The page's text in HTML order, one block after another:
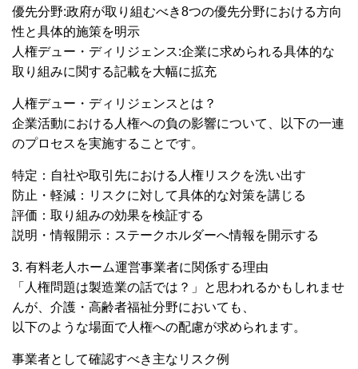
優先分野:政府が取り組むべき8つの優先分野における方向
性と具体的施策を明示
人権デュー・ディリジェンス:企業に求められる具体的な
取り組みに関する記載を大幅に拡充
人権デュー・ディリジェンスとは？
企業活動における人権への負の影響について、以下の一連
のプロセスを実施することです。
特定：自社や取引先における人権リスクを洗い出す
防止・軽減：リスクに対して具体的な対策を講じる
評価：取り組みの効果を検証する
説明・情報開示：ステークホルダーへ情報を開示する
3. 有料老人ホーム運営事業者に関係する理由
「人権問題は製造業の話では？」と思われるかもしれませ
んが、介護・高齢者福祉分野においても、
以下のような場面で人権への配慮が求められます。
事業者として確認すべき主なリスク例